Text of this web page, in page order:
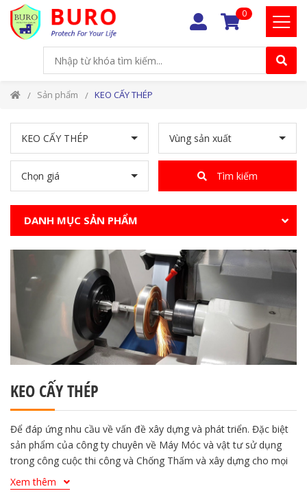
0
Sản phẩm KEO CẤY THÉP
KEO CẤY THÉP Vùng sản xuất
Chọn giá Tìm kiếm
DANH MỤC SẢN PHẨM
KEO CẤY THÉP
Để đáp ứng nhu cầu về vấn đề xây dựng và phát triển. Đặc biệt
sản phẩm của công ty chuyên về Máy Móc và vật tư sử dụng
trong công cuộc thi công và Chống Thấm và xây dựng cho mọi
công trình. Trải qua hơn 5 năm phát triển, Công Ty luôn lấy
khách hàng làm gốc.
Xem thêm